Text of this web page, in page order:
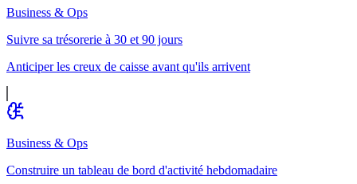
Business & Ops
Suivre sa trésorerie à 30 et 90 jours
Anticiper les creux de caisse avant qu'ils arrivent
Business & Ops
Construire un tableau de bord d'activité hebdomadaire